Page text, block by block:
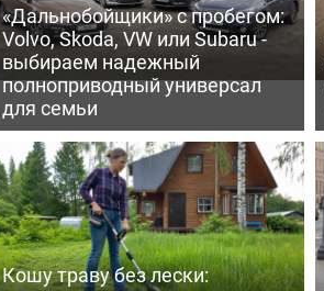
«Дальнобойщики» с пробегом:
Volvo, Skoda, VW или Subaru -
выбираем надежный
полноприводный универсал
для семьи
Кошу траву без лески: